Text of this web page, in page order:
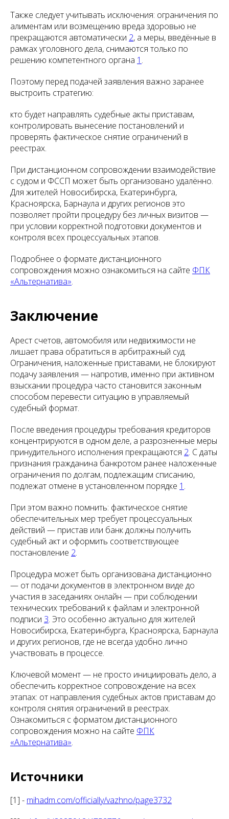
Также следует учитывать исключения: ограничения по
алиментам или возмещению вреда здоровью не
прекращаются автоматически 2, а меры, введённые в
рамках уголовного дела, снимаются только по
решению компетентного органа 1 .
Поэтому перед подачей заявления важно заранее
выстроить стратегию:
кто будет направлять судебные акты приставам,
контролировать вынесение постановлений и
проверять фактическое снятие ограничений в
реестрах.
При дистанционном сопровождении взаимодействие
с судом и ФССП может быть организовано удалённо.
Для жителей Новосибирска, Екатеринбурга,
Красноярска, Барнаула и других регионов это
позволяет пройти процедуру без личных визитов —
при условии корректной подготовки документов и
контроля всех процессуальных этапов.
Подробнее о формате дистанционного
сопровождения можно ознакомиться на сайте ФПК
«Альтернатива».
Заключение
Арест счетов, автомобиля или недвижимости не
лишает права обратиться в арбитражный суд.
Ограничения, наложенные приставами, не блокируют
подачу заявления — напротив, именно при активном
взыскании процедура часто становится законным
способом перевести ситуацию в управляемый
судебный формат.
После введения процедуры требования кредиторов
концентрируются в одном деле, а разрозненные меры
принудительного исполнения прекращаются 2. С даты
признания гражданина банкротом ранее наложенные
ограничения по долгам, подлежащим списанию,
подлежат отмене в установленном порядке 1 .
При этом важно помнить: фактическое снятие
обеспечительных мер требует процессуальных
действий — пристав или банк должны получить
судебный акт и оформить соответствующее
постановление 2.
Процедура может быть организована дистанционно
— от подачи документов в электронном виде до
участия в заседаниях онлайн — при соблюдении
технических требований к файлам и электронной
подписи 3. Это особенно актуально для жителей
Новосибирска, Екатеринбурга, Красноярска, Барнаула
и других регионов, где не всегда удобно лично
участвовать в процессе.
Ключевой момент — не просто инициировать дело, а
обеспечить корректное сопровождение на всех
этапах: от направления судебных актов приставам до
контроля снятия ограничений в реестрах.
Ознакомиться с форматом дистанционного
сопровождения можно на сайте ФПК
«Альтернатива».
Источники
[1] - mihadm.com/officially/vazhno/page3732